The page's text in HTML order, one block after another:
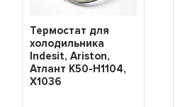
Термостат для
холодильника
Indesit, Ariston,
Атлант K50-H1104,
Х1036